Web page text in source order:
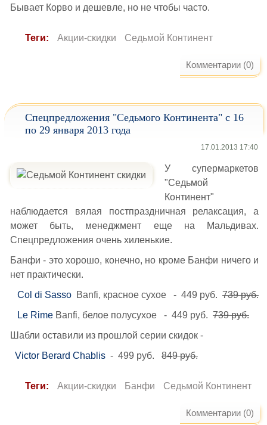
Бывает Корво и дешевле, но не чтобы часто.
Теги: Акции-скидки Седьмой Континент
Комментарии (0)
Спецпредложения "Седьмого Континента" с 16
по 29 января 2013 года
17.01.2013 17:40
У супермаркетов
"Седьмой
Континент"
наблюдается вялая постпраздничная релаксация, а
может быть, менеджмент еще на Мальдивах.
Спецпредложения очень хиленькие.
Банфи - это хорошо, конечно, но кроме Банфи ничего и
нет практически.
Col di Sasso Banfi, красное сухое - 449 руб. 739 руб.
Le Rime Banfi, белое полусухое - 449 руб. 739 руб.
Шабли оставили из прошлой серии скидок -
Victor Berard Chablis - 499 руб. 849 руб.
Теги: Акции-скидки Банфи Седьмой Континент
Комментарии (0)